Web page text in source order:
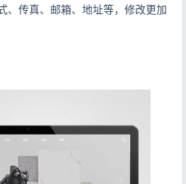
、传真、邮箱、地址等，修改更加